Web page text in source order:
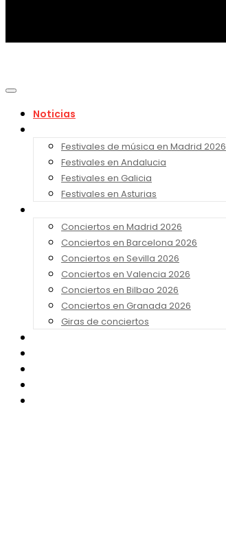
Noticias
Festivales de música en Madrid 2026
Festivales en Andalucia
Festivales en Galicia
Festivales en Asturias
Conciertos en Madrid 2026
Conciertos en Barcelona 2026
Conciertos en Sevilla 2026
Conciertos en Valencia 2026
Conciertos en Bilbao 2026
Conciertos en Granada 2026
Giras de conciertos